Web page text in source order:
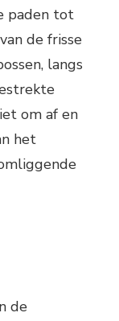
paden tot
de frisse
langs
om af en
het
de